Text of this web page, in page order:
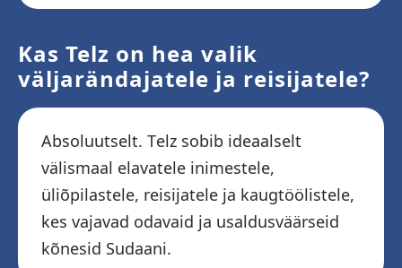
Kas Telz on hea valik
väljarändajatele ja reisijatele?
Absoluutselt. Telz sobib ideaalselt
välismaal elavatele inimestele,
üliõpilastele, reisijatele ja kaugtöölistele,
kes vajavad odavaid ja usaldusväärseid
kõnesid Sudaani.